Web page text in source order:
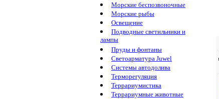
Морские беспозвоночные
Морские рыбы
Освещение
Подводные светильники и
лампы
Пруды и фонтаны
Светоарматура Juwel
Системы автодолива
Терморегуляция
Террариумистика
Террариумные животные